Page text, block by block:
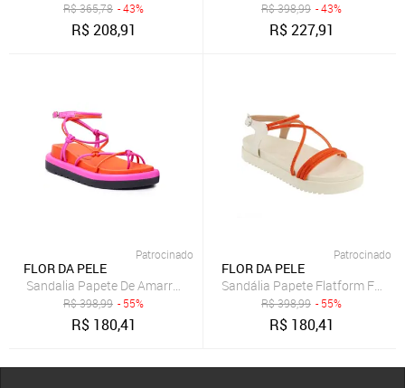
R$365,78 - 43%
R$208,91
R$398,99 - 43%
R$227,91
Patrocinado
FLOR DA PELE
Sandalia Papete De Amarrar Feminina Em Napa Laranja E Pink
R$398,99 - 55%
R$ 180,41
Patrocinado
FLOR DA PELE
Sandália Papete Flatform
R$398,99 - 55%
R$ 180,41